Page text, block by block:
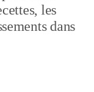
les
dans